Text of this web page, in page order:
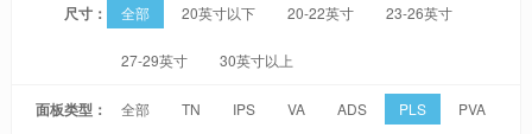
尺寸： 全部 20英寸以下 20-22英寸 23-26英寸
27-29英寸 30英寸以上
面板类型： 全部 TN IPS VA ADS PLS PVA